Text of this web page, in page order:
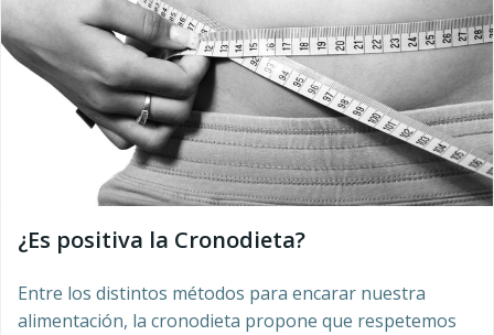
¿Es positiva la Cronodieta?
Entre los distintos métodos para encarar nuestra
alimentación, la cronodieta propone que respetemos